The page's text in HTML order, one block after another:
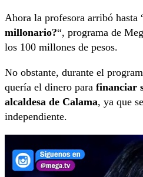
Ahora la profesora arribó hasta
millonario?“, programa de
los 100 millones de pesos.
No obstante, durante el
quería el dinero para financiar
alcaldesa de Calama, ya que
independiente.